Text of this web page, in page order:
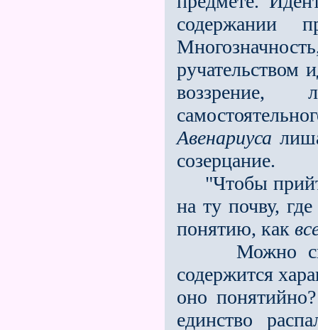
содержании
ручательством
Авенариуса
созерцание.
"Чтобы
на ту почву,
понятию, как
Можно
содержится
оно
единство